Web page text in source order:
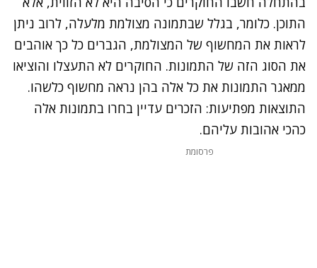
התוכן. כלומר, בגלל שבתמונה מצולמת מלעלה, לרוב ניתן
לראות את המחשוף של המצולמת, הגברים כל כך אוהבים
את הסוג הזה של התמונות. החוקרים לא התעצלו והוציאו
ממאגר התמונות את כל אלה בהן נראה מחשוף כלשהו.
התוצאות מפתיעות: הזכרים עדיין בחרו בתמונות אלה
כהכי אהובות עליהם.
פרסומת